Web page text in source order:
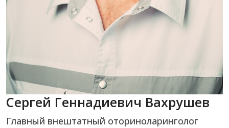
Сергей Геннадиевич Вахрушев
Главный внештатный оториноларинголог